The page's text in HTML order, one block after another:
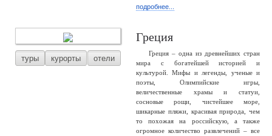
подробнее...
туры курорты отели
Греция
Греция – одна из древнейших стран
мира с богатейшей историей и
культурой. Мифы и легенды, ученые и
поэты, Олимпийские игры,
величественные храмы и статуи,
сосновые рощи, чистейшее море,
шикарные пляжи, красивая природа, чем
то похожая на российскую, а также
огромное количество развлечений – все